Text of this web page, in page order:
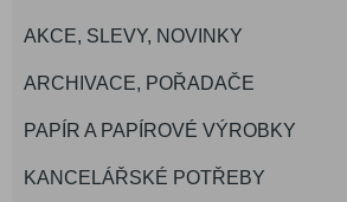
AKCE, SLEVY, NOVINKY
ARCHIVACE, POŘADAČE
PAPÍR A PAPÍROVÉ VÝROBKY
KANCELÁŘSKÉ POTŘEBY